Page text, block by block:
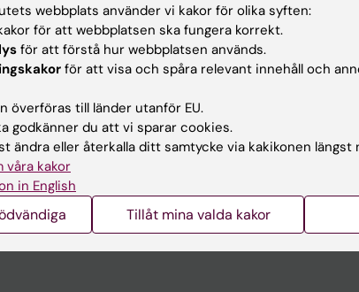
Kontakta och besök KI
Universitetsbiblioteket
Jobba på KI
Kontakta presstjänsten
webbplats använder vi kakor för olika syften:
för att webbplatsen ska fungera korrekt.
för att förstå hur webbplatsen används.
för att visa och spåra relevant innehåll och
överföras till länder utanför EU.
godkänner du att vi sparar cookies.
ändra eller återkalla ditt samtycke via kakikonen
våra kakor
in English
Tillåt mina valda kakor